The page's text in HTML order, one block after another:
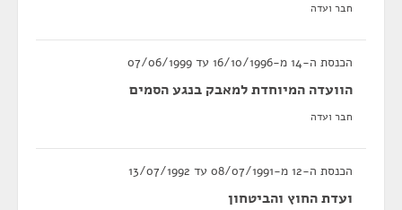
חבר ועדה
הכנסת ה-14 מ-16/10/1996 עד 07/06/1999
הוועדה המיוחדת למאבק בנגע הסמים
חבר ועדה
הכנסת ה-12 מ-08/07/1991 עד 13/07/1992
ועדת החוץ והביטחון